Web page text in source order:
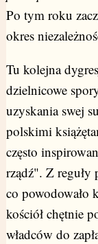
Po tym roku
okres
Tu kolejna
dzielnicowe
uzyskania swej
polskimi
często
rządź". Z reguły
co powodowało
kościół chętnie
władców do